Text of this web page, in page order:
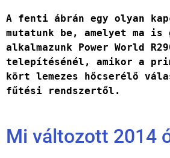
A fenti ábrán egy olyan
mutatunk be, amelyet ma is
alkalmazunk Power World
telepítésénél, amikor a
kört lemezes hőcserélő
fűtési rendszertől.
Mi változott 2014